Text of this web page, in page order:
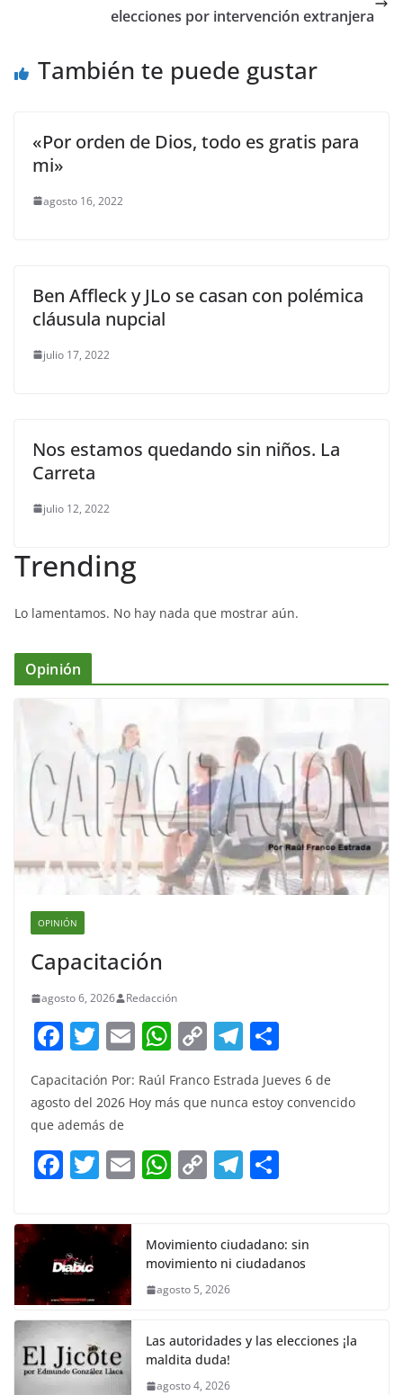
k
p n m
elecciones por intervención extranjera
También te puede gustar
«Por orden de Dios, todo es gratis para
mi»
agosto 16, 2022
Ben Affleck y JLo se casan con polémica
cláusula nupcial
julio 17, 2022
Nos estamos quedando sin niños. La
Carreta
julio 12, 2022
Trending
Lo lamentamos. No hay nada que mostrar aún.
Opinión
OPINIÓN
Capacitación
agosto 6, 2026 Redacción
F
a
c
e
b
o
k
T
itt
er
E
m
ai
W
at
A
p
C
p
Li
n
T
el
e
a
m
ar
e
Capacitación Por: Raúl Franco Estrada Jueves 6 de
agosto del 2026 Hoy más que nunca estoy convencido
que además de
F
c
e
b
o
o
k
T
itt
er
E W
s
A
p
C
y
Li
k
T
gr
a
e
Movimiento ciudadano: sin
movimiento ni ciudadanos
agosto 5, 2026
Las autoridades y las elecciones ¡la
maldita duda!
agosto 4, 2026